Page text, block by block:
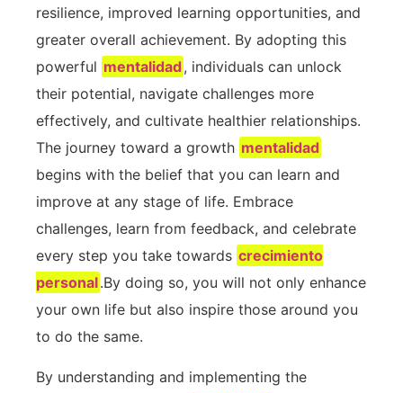
resilience, improved ‌learning opportunities, and
greater overall ⁢achievement.‌ By ⁣adopting this
powerful mentalidad, individuals can unlock
their potential, navigate challenges more
‌effectively, and ⁣cultivate healthier relationships.
⁤The journey toward a ⁤growth mentalidad
begins​ with the⁢ belief⁤ that ​you can learn‌ and‌
improve at any stage ⁢of life.​ Embrace
challenges, learn from feedback, and celebrate
every step you take towards crecimiento
personal.By doing so, you will ⁣not ​only enhance
your own life but ⁤also‍ inspire those ⁤around you
to ⁤do the same.
By understanding and implementing the